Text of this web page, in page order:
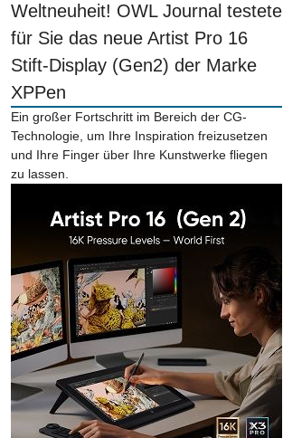
Weltneuheit! OWL Journal testete
für Sie das neue Artist Pro 16
Stift-Display (Gen2) der Marke
XPPen
Ein großer Fortschritt im Bereich der CG-
Technologie, um Ihre Inspiration freizusetzen
und Ihre Finger über Ihre Kunstwerke fliegen
zu lassen.